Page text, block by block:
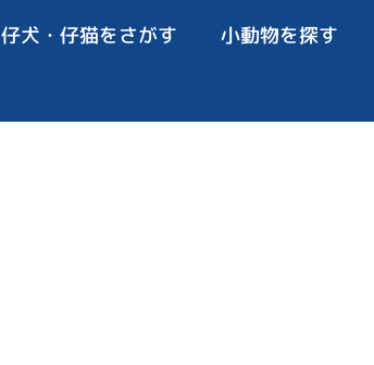
仔犬・仔猫をさがす 小動物を探す